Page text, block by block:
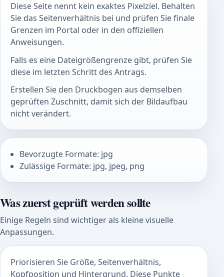
Diese Seite nennt kein exaktes Pixelziel. Behalten
Sie das Seitenverhältnis bei und prüfen Sie finale
Grenzen im Portal oder in den offiziellen
Anweisungen.
Falls es eine Dateigrößengrenze gibt, prüfen Sie
diese im letzten Schritt des Antrags.
Erstellen Sie den Druckbogen aus demselben
geprüften Zuschnitt, damit sich der Bildaufbau
nicht verändert.
Bevorzugte Formate: jpg
Zulässige Formate: jpg, jpeg, png
Was zuerst geprüft werden sollte
Einige Regeln sind wichtiger als kleine visuelle
Anpassungen.
Priorisieren Sie Größe, Seitenverhältnis,
Kopfposition und Hintergrund. Diese Punkte